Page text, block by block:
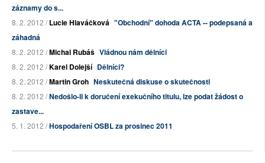
záznamy do s...
8. 2. 2012 /Lucie Hlaváčková "Obchodní" dohoda ACTA -- podepsaná a
záhadná
8. 2. 2012 /Michal Rubáš Vládnou nám dělníci
8. 2. 2012 /Karel Dolejší Dělníci?
8. 2. 2012 /Martin Groh Neskutečná diskuse o skutečnosti
8. 2. 2012 /Nedošlo-li k doručení exekučního titulu, lze podat žádost o
zastave...
5. 1. 2012 /Hospodaření OSBL za prosinec 2011